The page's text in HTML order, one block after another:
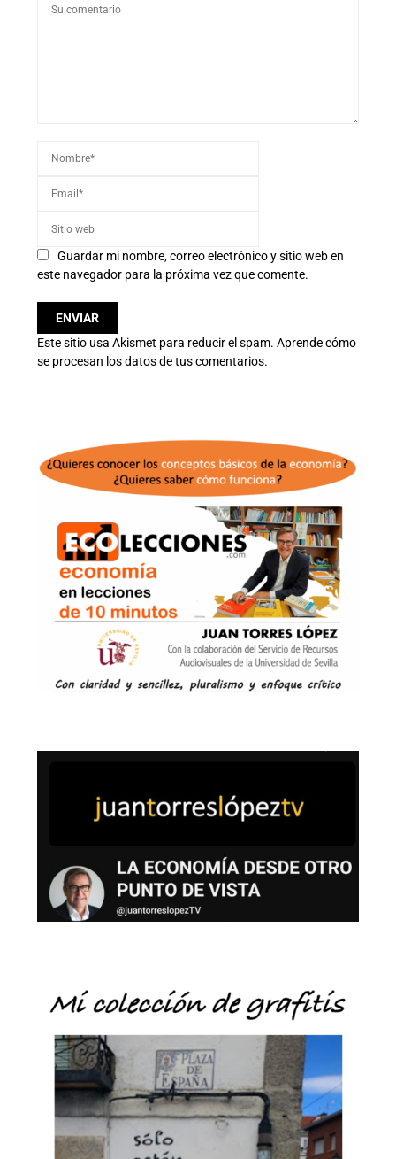
Guardar mi nombre, correo electrónico y sitio web en
este navegador para la próxima vez que comente.
Este sitio usa Akismet para reducir el spam. Aprende cómo
se procesan los datos de tus comentarios.